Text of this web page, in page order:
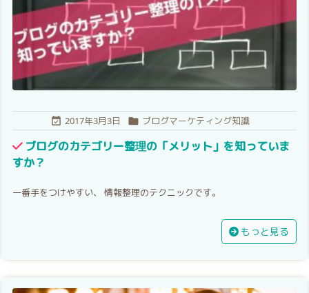
 2017年3月3日  ブログマーケティング知識
ブログのカテゴリー整理の「メリット」を知っていま
すか？
一番手をつけやすい、 情報整理のテクニックです。
もっと見る